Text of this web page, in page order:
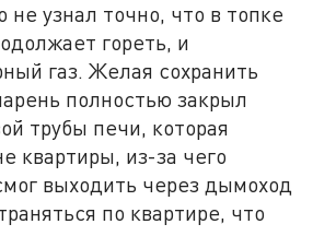
не узнал точно, что в топке
гореть, и
газ. Желая сохранить
полностью закрыл
трубы печи, которая
квартиры, из-за чего
выходить через дымоход
по квартире, что